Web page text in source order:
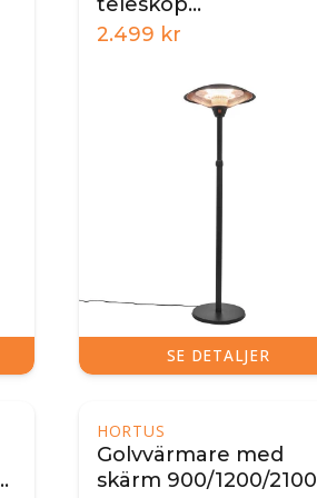
900/1200/2100 W
2.499 kr
SE DETALJER
HORTUS
Golvvärmare med
skärm 900/1200/2100